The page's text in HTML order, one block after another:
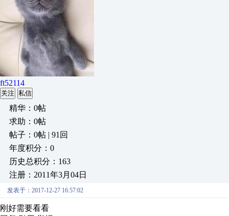
ft52114
关注 私信
精华：0帖
求助：0帖
帖子：0帖 | 91回
年度积分：0
历史总积分：163
注册：2011年3月04日
发表于：2017-12-27 16:57:02
刚好需要看看